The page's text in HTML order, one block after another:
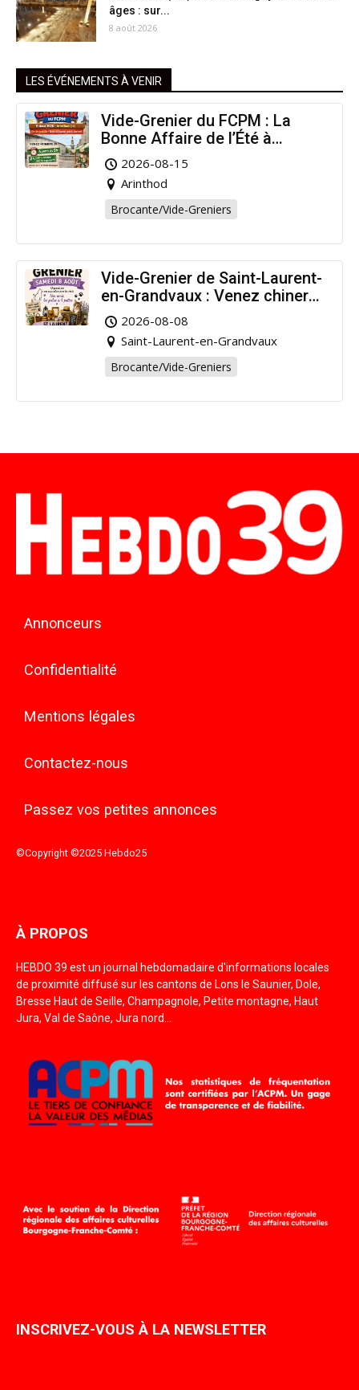
âges : sur...
8 août 2026
LES ÉVÉNEMENTS À VENIR
Vide-Grenier du FCPM : La
Bonne Affaire de l’Été à
Arinthod !
2026-08-15
Arinthod
Brocante/Vide-Greniers
Vide-Grenier de Saint-Laurent-
en-Grandvaux : Venez chiner
pour la bonne cause !
2026-08-08
Saint-Laurent-en-Grandvaux
Brocante/Vide-Greniers